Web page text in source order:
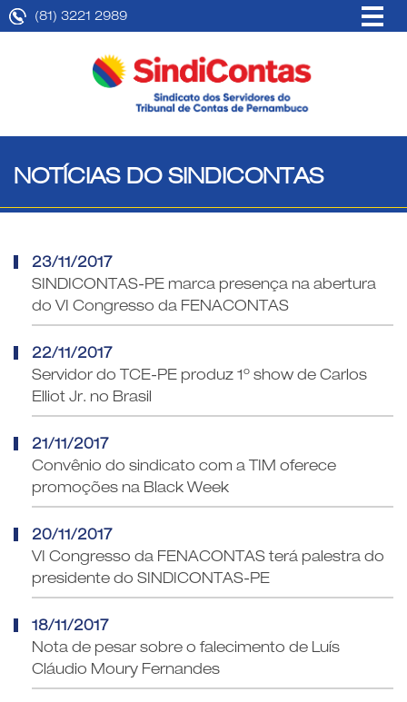
(81) 3221 2989
NOTÍCIAS DO SINDICONTAS
23/11/2017
SINDICONTAS-PE marca presença na abertura
do VI Congresso da FENACONTAS
22/11/2017
Servidor do TCE-PE produz 1º show de Carlos
Elliot Jr. no Brasil
21/11/2017
Convênio do sindicato com a TIM oferece
promoções na Black Week
20/11/2017
VI Congresso da FENACONTAS terá palestra do
presidente do SINDICONTAS-PE
18/11/2017
Nota de pesar sobre o falecimento de Luís
Cláudio Moury Fernandes